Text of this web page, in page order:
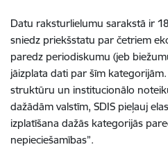
Datu raksturlielumu sarakstā ir
sniedz priekšstatu par četriem
paredz periodiskumu (jeb
jāizplata dati par šīm
struktūru un institucionālo
dažādām valstīm, SDIS pieļauj
izplatīšana dažās kategorijās
nepieciešamības”.